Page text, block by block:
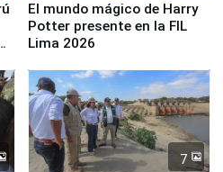
El mundo mágico de Harry
Potter presente en la FIL
Lima 2026
7